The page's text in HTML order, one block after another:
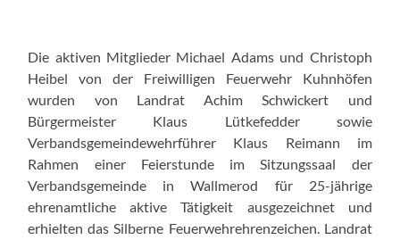
Die aktiven Mitglieder Michael Adams und Christoph
Heibel von der Freiwilligen Feuerwehr Kuhnhöfen
wurden von Landrat Achim Schwickert und
Bürgermeister Klaus Lütkefedder sowie
Verbandsgemeindewehrführer Klaus Reimann im
Rahmen einer Feierstunde im Sitzungssaal der
Verbandsgemeinde in Wallmerod für 25-jährige
ehrenamtliche aktive Tätigkeit ausgezeichnet und
erhielten das Silberne Feuerwehrehrenzeichen. Landrat